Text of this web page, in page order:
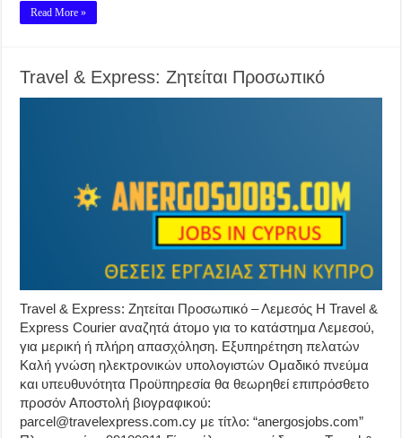
Read More »
Travel & Express: Zητείται Προσωπικό
Travel & Express: Zητείται Προσωπικό – Λεμεσός Η Travel &
Express Courier αναζητά άτομο για το κατάστημα Λεμεσού,
για μερική ή πλήρη απασχόληση. Εξυπηρέτηση πελατών
Καλή γνώση ηλεκτρονικών υπολογιστών Ομαδικό πνεύμα
και υπευθυνότητα Προϋπηρεσία θα θεωρηθεί επιπρόσθετο
προσόν Αποστολή βιογραφικού:
parcel@travelexpress.com.cy με τίτλο: “anergosjobs.com”